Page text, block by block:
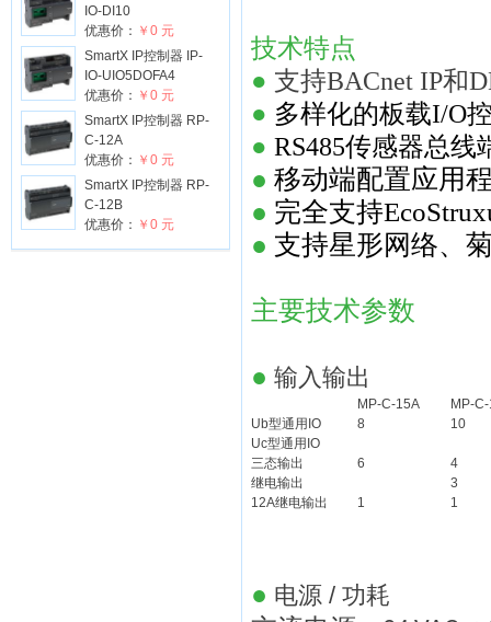
IO-DI10
优惠价： ￥0 元
SmartX IP控制器 IP-
IO-UIO5DOFA4
优惠价： ￥0 元
SmartX IP控制器 RP-
C-12A
优惠价： ￥0 元
SmartX IP控制器 RP-
C-12B
优惠价： ￥0 元
技术特点
● 支持BACnet IP和
● 多样化的板载I/O
● RS485传感器总线
● 移动端配置应用
● 完全支持
● 支持星形网络、
主要技术参数
● 输入输出
MP-C-15A
MP-
Ub型通用IO
8
10
Uc型通用IO
三态输出
6
4
继电输出
3
12A继电输出
1 1
● 电源 / 功耗